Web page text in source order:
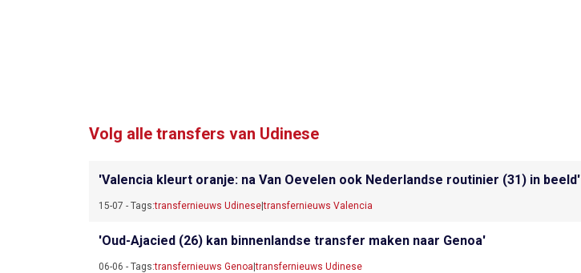
Volg alle transfers van Udinese
'Valencia kleurt oranje: na Van Oevelen ook Nederlandse routinier (31) in beeld'
15-07 - Tags:transfernieuws Udinese|transfernieuws Valencia
'Oud-Ajacied (26) kan binnenlandse transfer maken naar Genoa'
06-06 - Tags:transfernieuws Genoa |transfernieuws Udinese